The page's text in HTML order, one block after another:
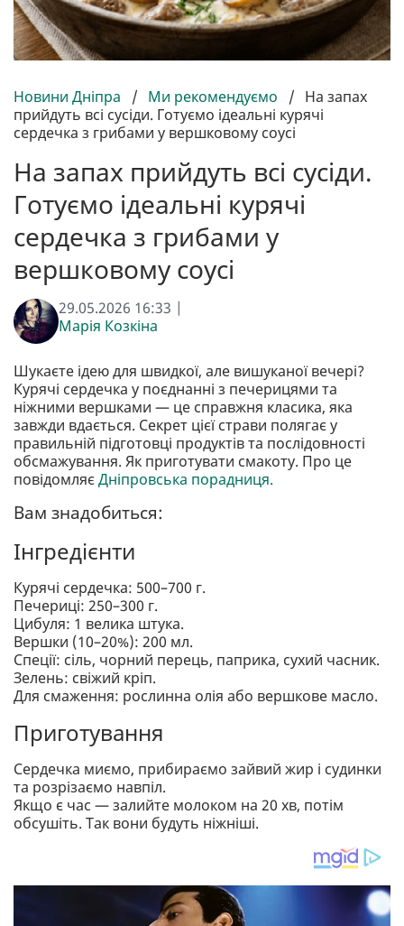
Новини Дніпра / Ми рекомендуємо / На запах
прийдуть всі сусіди. Готуємо ідеальні курячі
сердечка з грибами у вершковому соусі
На запах прийдуть всі сусіди.
Готуємо ідеальні курячі
сердечка з грибами у
вершковому соусі
29.05.2026 16:33 |
Марія Козкіна
Шукаєте ідею для швидкої, але вишуканої вечері?
Курячі сердечка у поєднанні з печерицями та
ніжними вершками — це справжня класика, яка
завжди вдається. Секрет цієї страви полягає у
правильній підготовці продуктів та послідовності
обсмажування. Як приготувати смакоту. Про це
повідомляєДніпровська порадниця.
Вам знадобиться:
Інгредієнти
Курячі сердечка: 500–700 г.
Печериці: 250–300 г.
Цибуля: 1 велика штука.
Вершки (10–20%): 200 мл.
Спеції: сіль, чорний перець, паприка, сухий часник.
Зелень: свіжий кріп.
Для смаження: рослинна олія або вершкове масло.
Приготування
Сердечка миємо, прибираємо зайвий жир і судинки
та розрізаємо навпіл.
Якщо є час — залийте молоком на 20 хв, потім
обсушіть. Так вони будуть ніжніші.